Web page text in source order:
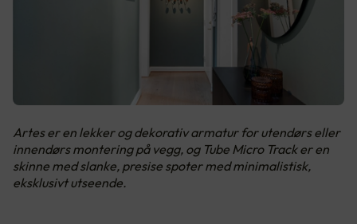
Artes er en lekker og dekorativ armatur for utendørs eller
innendørs montering på vegg, og Tube Micro Track er en
skinne med slanke, presise spoter med minimalistisk,
eksklusivt utseende.